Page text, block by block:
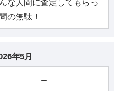
な人間に査定してもらっ
の無駄！
年5月
－